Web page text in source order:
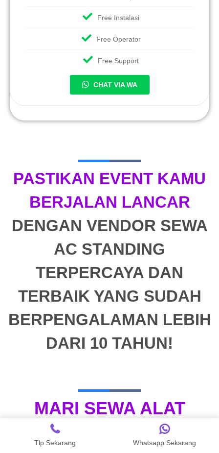
Free Instalasi
Free Operator
Free Support
CHAT VIA WA
PASTIKAN EVENT KAMU
BERJALAN LANCAR
DENGAN VENDOR SEWA
AC STANDING
TERPERCAYA DAN
TERBAIK YANG SUDAH
BERPENGALAMAN LEBIH
DARI 10 TAHUN!
MARI SEWA ALAT
PESTA
UNTUK
Tlp Sekarang Whatsapp Sekarang